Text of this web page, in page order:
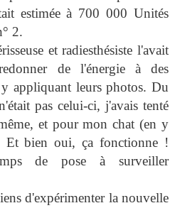
estimée à 700 000 Unités
2.
et radiesthésiste l'avait
de l'énergie à des
y appliquant leurs photos. Du
pas celui-ci, j'avais tenté
et pour mon chat (en y
Et bien oui, ça fonctionne !
de pose à surveiller
d'expérimenter la nouvelle